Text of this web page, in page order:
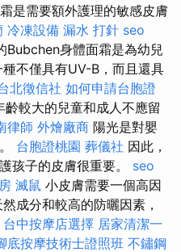
是需要額外護理的敏感皮膚
冷凍設備 漏水 打針 seo
Bubchen身體面霜是為幼兒
不僅具有UV-B，而且還具
北徵信社 如何申請台胞證
較大的兒童和成人不應留​​
律師 外燴廠商 陽光是對嬰
台胞證桃園 葬儀社 因此，
孩子的皮膚很重要。 seo
滅鼠 小皮膚需要一個高因
成分和較高的防曬因素，
台中按摩店選擇 居家清潔一
底按摩技術士證照班 不鏽鋼